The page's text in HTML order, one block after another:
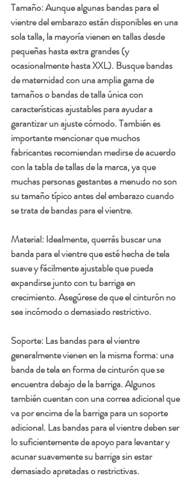
Tamaño: Aunque algunas bandas para el
vientre del embarazo están disponibles en una
sola talla, la mayoría vienen en tallas desde
pequeñas hasta extra grandes (y
ocasionalmente hasta XXL). Busque bandas
de maternidad con una amplia gama de
tamaños o bandas de talla única con
características ajustables para ayudar a
garantizar un ajuste cómodo. También es
importante mencionar que muchos
fabricantes recomiendan medirse de acuerdo
con la tabla de tallas de la marca, ya que
muchas personas gestantes a menudo no son
su tamaño típico antes del embarazo cuando
se trata de bandas para el vientre.
Material: Idealmente, querrás buscar una
banda para el vientre que esté hecha de tela
suave y fácilmente ajustable que pueda
expandirse junto con tu barriga en
crecimiento. Asegúrese de que el cinturón no
sea incómodo o demasiado restrictivo.
Soporte: Las bandas para el vientre
generalmente vienen en la misma forma: una
banda de tela en forma de cinturón que se
encuentra debajo de la barriga. Algunos
también cuentan con una correa adicional que
va por encima de la barriga para un soporte
adicional. Las bandas para el vientre deben ser
lo suficientemente de apoyo para levantar y
acunar suavemente su barriga sin estar
demasiado apretadas o restrictivas.